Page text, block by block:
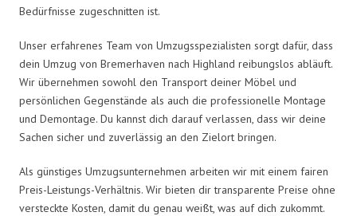
Bedürfnisse zugeschnitten ist.
Unser erfahrenes Team von Umzugsspezialisten sorgt dafür, dass
dein Umzug von Bremerhaven nach Highland reibungslos abläuft.
Wir übernehmen sowohl den Transport deiner Möbel und
persönlichen Gegenstände als auch die professionelle Montage
und Demontage. Du kannst dich darauf verlassen, dass wir deine
Sachen sicher und zuverlässig an den Zielort bringen.
Als günstiges Umzugsunternehmen arbeiten wir mit einem fairen
Preis-Leistungs-Verhältnis. Wir bieten dir transparente Preise ohne
versteckte Kosten, damit du genau weißt, was auf dich zukommt.